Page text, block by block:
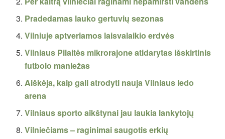
Pradedamas lauko gertuvių sezonas
Vilniuje aptveriamos laisvalaikio erdvės
Vilniaus Pilaitės mikrorajone atidarytas išskirtinis
futbolo maniežas
Aiškėja, kaip gali atrodyti nauja Vilniaus ledo
arena
Vilniaus sporto aikštynai jau laukia lankytojų
Vilniečiams – raginimai saugotis erkių